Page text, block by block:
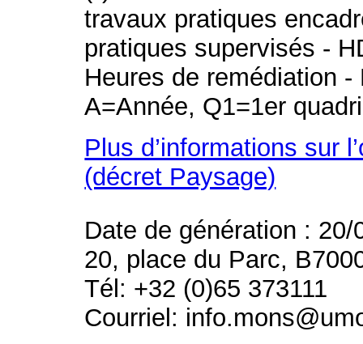
travaux pratiques
pratiques supervisés -
Heures de remédiation
A=Année, Q1=1er
Plus d’informations sur
(décret Paysage)
Date de génération : 20/
20, place du Parc,
Tél: +32 (0)65 373111
Courriel: